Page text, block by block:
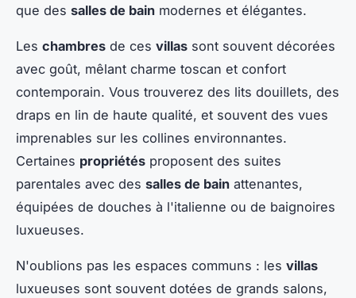
que des salles de bain modernes et élégantes.
Les chambres de ces villas sont souvent décorées
avec goût, mêlant charme toscan et confort
contemporain. Vous trouverez des lits douillets, des
draps en lin de haute qualité, et souvent des vues
imprenables sur les collines environnantes.
Certaines propriétés proposent des suites
parentales avec des salles de bain attenantes,
équipées de douches à l'italienne ou de baignoires
luxueuses.
N'oublions pas les espaces communs : les villas
luxueuses sont souvent dotées de grands salons,